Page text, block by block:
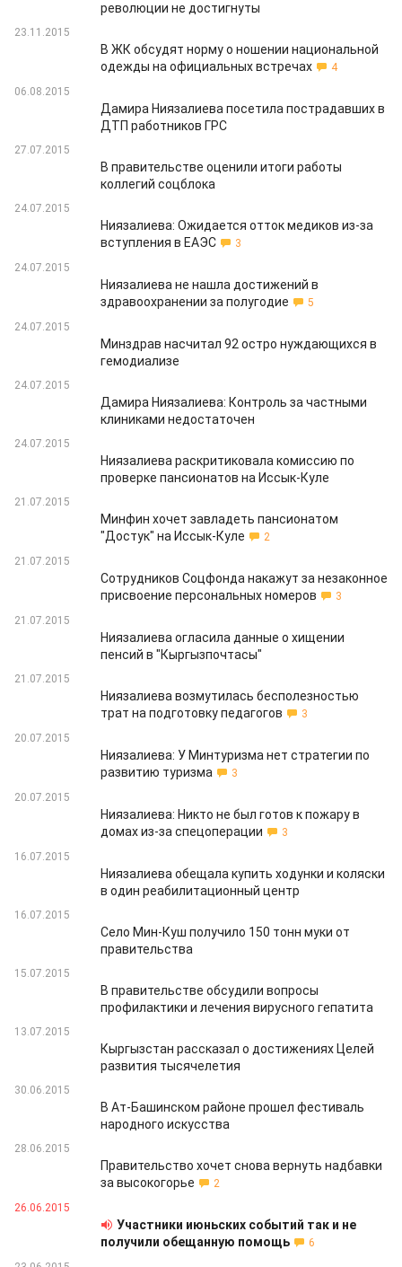
революции не достигнуты
23.11.2015
В ЖК обсудят норму о ношении национальной
одежды на официальных встречах
4
06.08.2015
Дамира Ниязалиева посетила пострадавших в
ДТП работников ГРС
27.07.2015
В правительстве оценили итоги работы
коллегий соцблока
24.07.2015
Ниязалиева: Ожидается отток медиков из-за
вступления в ЕАЭС
3
24.07.2015
Ниязалиева не нашла достижений в
здравоохранении за полугодие
5
24.07.2015
Минздрав насчитал 92 остро нуждающихся в
гемодиализе
24.07.2015
Дамира Ниязалиева: Контроль за частными
клиниками недостаточен
24.07.2015
Ниязалиева раскритиковала комиссию по
проверке пансионатов на Иссык-Куле
21.07.2015
Минфин хочет завладеть пансионатом
"Достук" на Иссык-Куле
2
21.07.2015
Сотрудников Соцфонда накажут за незаконное
присвоение персональных номеров
3
21.07.2015
Ниязалиева огласила данные о хищении
пенсий в "Кыргызпочтасы"
21.07.2015
Ниязалиева возмутилась бесполезностью
трат на подготовку педагогов
3
20.07.2015
Ниязалиева: У Минтуризма нет стратегии по
развитию туризма
3
20.07.2015
Ниязалиева: Никто не был готов к пожару в
домах из-за спецоперации
3
16.07.2015
Ниязалиева обещала купить ходунки и коляски
в один реабилитационный центр
16.07.2015
Село Мин-Куш получило 150 тонн муки от
правительства
15.07.2015
В правительстве обсудили вопросы
профилактики и лечения вирусного гепатита
13.07.2015
Кыргызстан рассказал о достижениях Целей
развития тысячелетия
30.06.2015
В Ат-Башинском районе прошел фестиваль
народного искусства
28.06.2015
Правительство хочет снова вернуть надбавки
за высокогорье
2
26.06.2015
Участники июньских событий так и не
получили обещанную помощь
6